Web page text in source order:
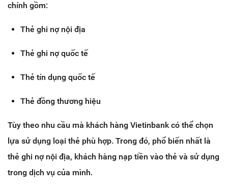
chính gồm:
Thẻ ghi nợ nội địa
Thẻ ghi nợ quốc tế
Thẻ tín dụng quốc tế
Thẻ đồng thương hiệu
Tùy theo nhu cầu mà khách hàng Vietinbank có thể chọn
lựa sử dụng loại thẻ phù hợp. Trong đó, phổ biến nhất là
thẻ ghi nợ nội địa, khách hàng nạp tiền vào thẻ và sử dụng
trong dịch vụ của mình.